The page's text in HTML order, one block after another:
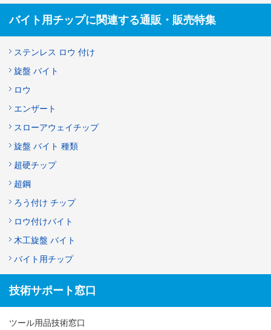
バイト用チップに関連する通販・販売特集
ステンレス ロウ 付け
旋盤 バイト
ロウ
エンザート
スローアウェイチップ
旋盤 バイト 種類
超硬チップ
超鋼
ろう付け チップ
ロウ付けバイト
木工旋盤 バイト
バイト用チップ
技術サポート窓口
ツール用品技術窓口